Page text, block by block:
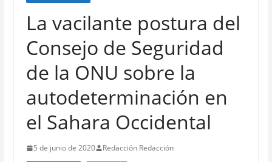
La vacilante postura del
Consejo de Seguridad
de la ONU sobre la
autodeterminación en
el Sahara Occidental
5 de junio de 2020 Redacción Redacción